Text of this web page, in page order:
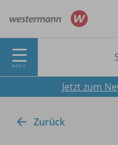
MENÜ
Jetzt zum
Zurück